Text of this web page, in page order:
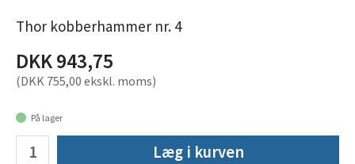
Thor kobberhammer nr. 4
DKK 943,75
(DKK 755,00 ekskl. moms)
På lager
Læg i kurven